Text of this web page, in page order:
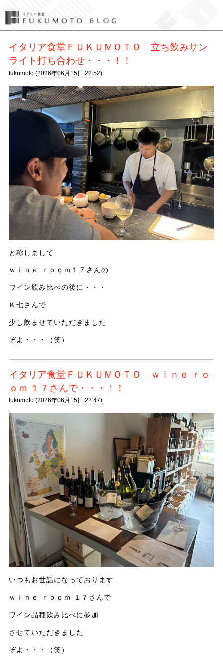
イタリア食堂ＦＵＫＵＭＯＴＯ 立ち飲みサン
ライト打ち合わせ・・・！！
fukumoto (2026年06月15日 22:52)
と称しまして
ｗｉｎｅ ｒｏｏｍ１７さんの
ワイン飲み比べの後に・・・
Ｋ七さんで
少し飲ませていただきました
ぞよ・・・（笑）
イタリア食堂ＦＵＫＵＭＯＴＯ ｗｉｎｅ ｒｏ
ｏｍ １７さんで・・・！！
fukumoto (2026年06月15日 22:47)
いつもお世話になっております
ｗｉｎｅ ｒｏｏｍ １７さんで
ワイン品種飲み比べに参加
させていただきました
ぞよ・・・（笑）